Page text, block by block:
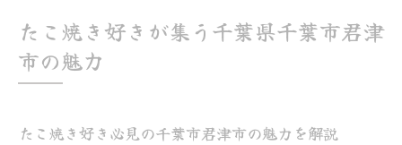
たこ焼き好きが集う千葉県千葉市君津
市の魅力
たこ焼き好き必見の千葉市君津市の魅力を解説